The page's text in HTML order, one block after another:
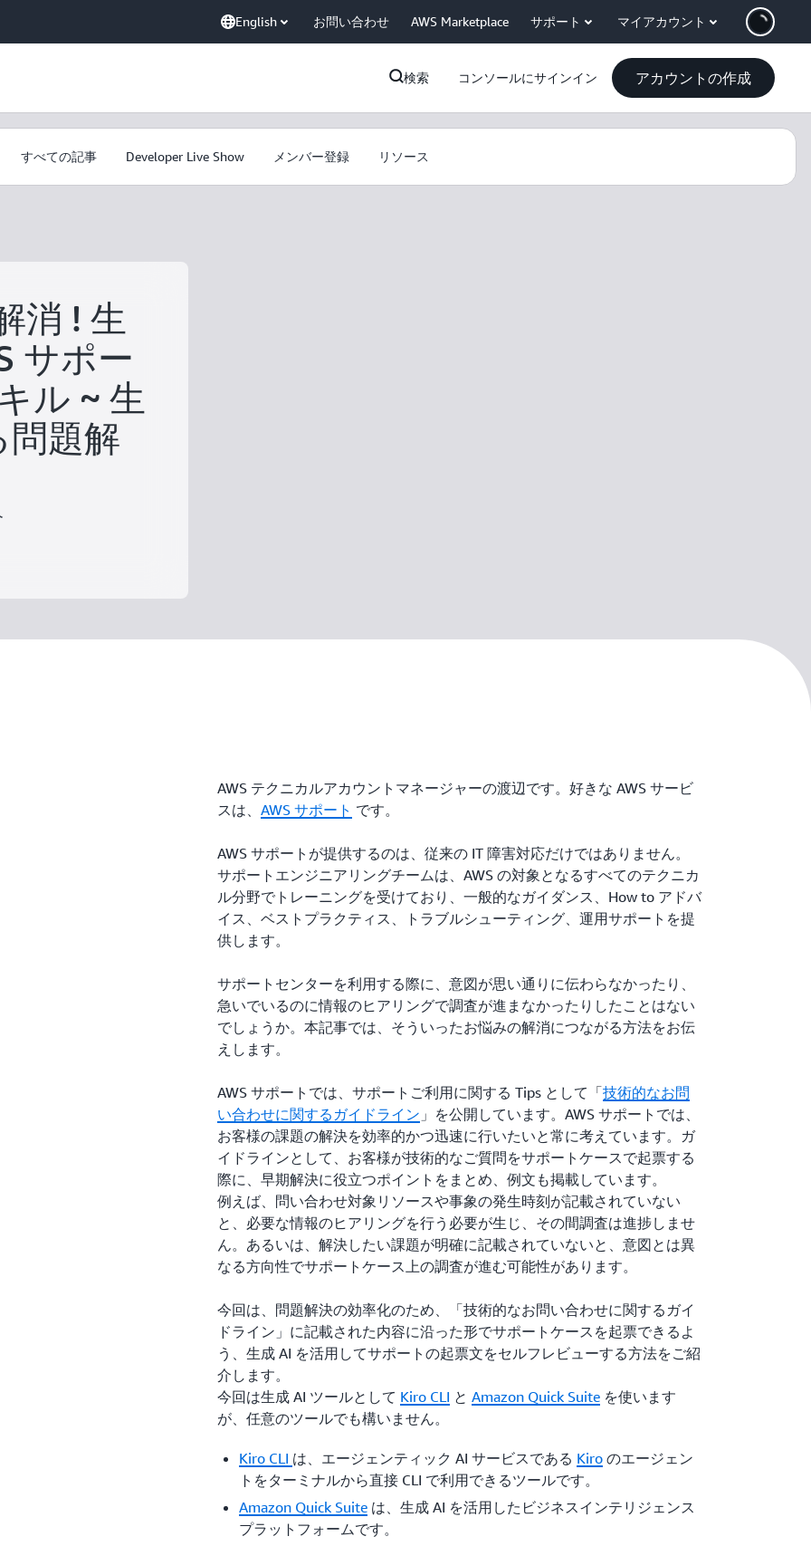
English お問い合わせ AWS Marketplace サポート マイアカウント
検索 コンソールにサインイン アカウントの作成
すべての記事 Developer Live Show メンバー登録 リソース
消 ! 生
サポー
ル ~ 生
問題解
AWS テクニカルアカウントマネージャーの渡辺です。好きな AWS サービ
スは、 AWS サポート です。
AWS サポートが提供するのは、従来の IT 障害対応だけではありません。
サポートエンジニアリングチームは、AWS の対象となるすべてのテクニカ
ル分野でトレーニングを受けており、一般的なガイダンス、How to アドバ
イス、ベストプラクティス、トラブルシューティング、運用サポートを提
供します。
サポートセンターを利用する際に、意図が思い通りに伝わらなかったり、
急いでいるのに情報のヒアリングで調査が進まなかったりしたことはない
でしょうか。本記事では、そういったお悩みの解消につながる方法をお伝
えします。
AWS サポートでは、サポートご利用に関する Tips として「技術的なお問
い合わせに関するガイドライン 」を公開しています。AWS サポートでは、
お客様の課題の解決を効率的かつ迅速に行いたいと常に考えています。ガ
イドラインとして、お客様が技術的なご質問をサポートケースで起票する
際に、早期解決に役立つポイントをまとめ、例文も掲載しています。
例えば、問い合わせ対象リソースや事象の発生時刻が記載されていない
と、必要な情報のヒアリングを行う必要が生じ、その間調査は進捗しませ
ん。あるいは、解決したい課題が明確に記載されていないと、意図とは異
なる方向性でサポートケース上の調査が進む可能性があります。
今回は、問題解決の効率化のため、「技術的なお問い合わせに関するガイ
ドライン」に記載された内容に沿った形でサポートケースを起票できるよ
う、生成 AI を活用してサポートの起票文をセルフレビューする方法をご紹
介します。
今回は生成 AI ツールとして Kiro CLI と Amazon Quick Suiteを使います
が、任意のツールでも構いません。
Kiro CLI は、エージェンティック AI サービスである Kiroのエージェン
トをターミナルから直接 CLI で利用できるツールです。
Amazon Quick Suiteは、生成 AI を活用したビジネスインテリジェンス
プラットフォームです。